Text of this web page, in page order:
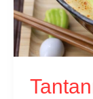
Suppe